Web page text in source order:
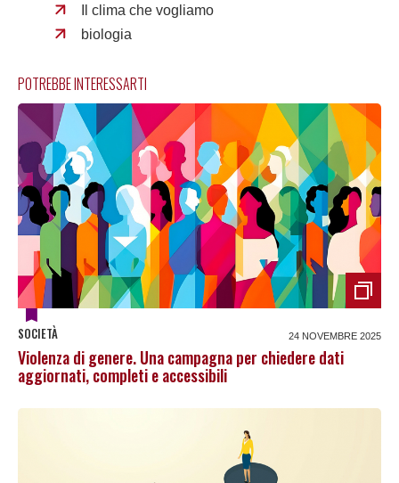
Il clima che vogliamo
biologia
POTREBBE INTERESSARTI
SOCIETÀ 24 NOVEMBRE 2025
Violenza di genere. Una campagna per chiedere dati
aggiornati, completi e accessibili